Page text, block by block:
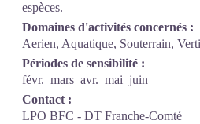
espèces.
Domaines d'activités concernés :
Aerien, Aquatique, Souterrain,
Périodes de sensibilité :
févr. mars avr. mai juin
Contact :
LPO BFC - DT Franche-Comté